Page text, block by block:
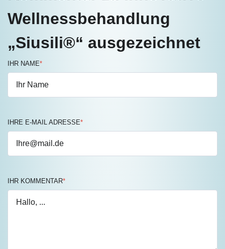
Wellnessbehandlung
„Siusili®“ ausgezeichnet
IHR NAME*
IHRE E-MAIL ADRESSE*
IHR KOMMENTAR*